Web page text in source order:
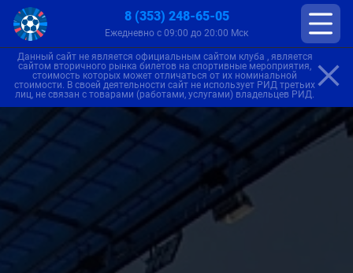
8 (353) 248-65-05
Ежедневно с 09:00 до 20:00 Мск
Данный сайт не является официальным сайтом клуба , является
сайтом вторичного рынка билетов на спортивные мероприятия,
стоимость которых может отличаться от их номинальной
стоимости. В своей деятельности сайт не использует РИД третьих
лиц, не связан с товарами (работами, услугами) владельцев РИД.